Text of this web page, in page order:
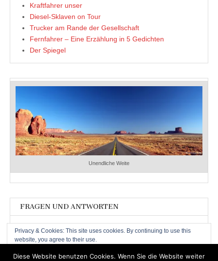
Kraftfahrer unser
Diesel-Sklaven on Tour
Trucker am Rande der Gesellschaft
Fernfahrer – Eine Erzählung in 5 Gedichten
Der Spiegel
Unendliche Weite
FRAGEN UND ANTWORTEN
Fragen und Antworten
Privacy & Cookies: This site uses cookies. By continuing to use this
website, you agree to their use.
Richtlinie
Diese Website benutzen Cookies. Wenn Sie die Website weiter